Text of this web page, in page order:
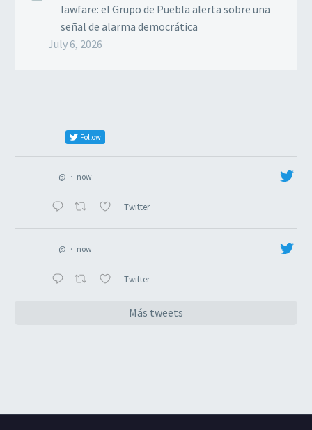
lawfare: el Grupo de Puebla alerta sobre una
señal de alarma democrática
July 6, 2026
Follow
@ · now
Twitter
@ · now
Twitter
Más tweets